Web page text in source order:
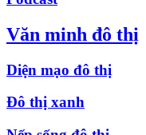
Văn minh đô thị
Diện mạo đô thị
Đô thị xanh